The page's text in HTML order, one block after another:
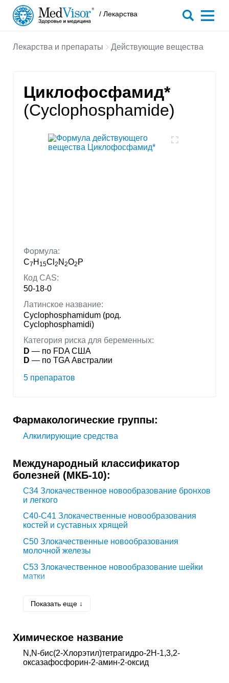
/ Лекарства
Лекарства и препараты Действующие вещества
Циклофосфамид*
(Cyclophosphamide)
Формула:
C7 H 15Cl 2 N 2O2 P
Код CAS:
50-18-0
Латинское название:
Cyclophosphamidum (род.
Cyclophosphamidi)
Категория риска для беременных:
D — по FDA США
D — по TGA Австралии
5 препаратов
Фармакологические группы:
Алкилирующие средства
Международный классификатор
болезней (МКБ-10):
C34 Злокачественное новообразование бронхов
и легкого
C40-C41 Злокачественные новообразования
костей и суставных хрящей
C50 Злокачественные новообразования
молочной железы
C53 Злокачественное новообразование шейки
матки
C61Злокачественное новообразование
C62Злокачественное новообразование яичка
C64 Злокачественное новообразование почки,
кроме почечной лоханки
Показать еще ↓
Химическое название
N,N-бис(2-Хлорэтил)тетрагидро-2H-1,3,2-
оксазафосфорин-2-амин-2-оксид